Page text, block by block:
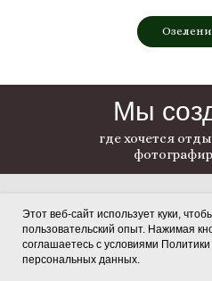
Этот веб-сайт использует куки,
пользовательский опыт. Нажимая
соглашаетесь с условиями
персональных данных.
где хочется
Мы
Мы
проектов по